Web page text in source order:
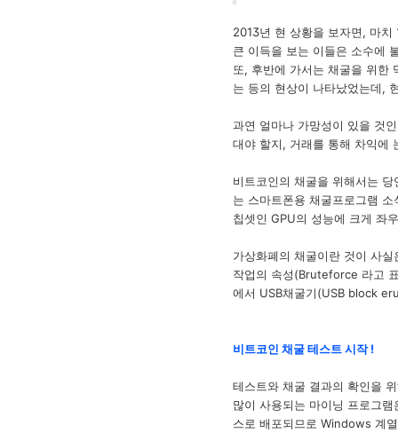
2013년 현 상황을 보자면, 마
큰 이득을 보는 이들은 소수에
또, 후반에 가서는 채굴을 위한
는 등의 현상이 나타났었는데,
과연 얼마나 가망성이 있을 것
대야 할지, 거래를 통해 차익에
비트코인의 채굴을 위해서는
는 스마트폰용 채굴프로그램
칩셋인 GPU의 성능에 크게 좌
가상화폐의 채굴이란 것이 사
작업의 속성(Bruteforce 라고
에서 USB채굴기(USB block
비트코인 채굴 테스트 시작 !
테스트와 채굴 결과의 확인을
많이 사용되는 마이닝 프로그
스로 배포되므로 Windows 계